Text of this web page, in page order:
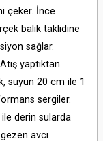
çeker. İnce
balık taklidine
sağlar.
yaptıktan
suyun 20 cm ile 1
sergiler.
derin sularda
avcı